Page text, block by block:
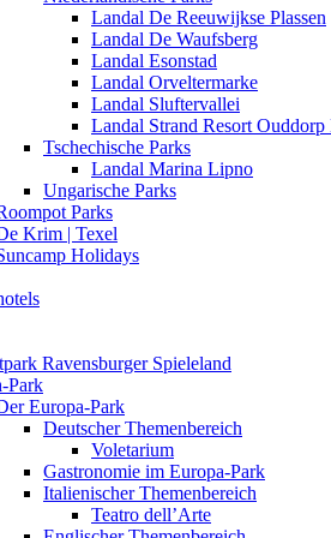
Landal De Reeuwijkse Plassen
Landal De Waufsberg
Landal Esonstad
Landal Orveltermarke
Landal Sluftervallei
Landal Strand Resort
Tschechische Parks
Landal Marina Lipno
Ungarische Parks
Parks
Krim | Texel
Holidays
Ravensburger Spieleland
Park
Europa-Park
Deutscher Themenbereich
Voletarium
Gastronomie im Europa-Park
Italienischer Themenbereich
Teatro dell’Arte